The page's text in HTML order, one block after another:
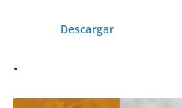
Descargar
.